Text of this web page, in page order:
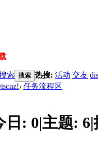
索 搜索 热搜: 活动 交友
› 任务流程区
日: 0|主题: 6|